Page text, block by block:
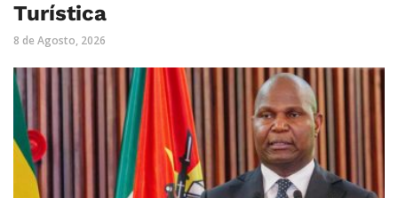
Turística
8 de Agosto, 2026